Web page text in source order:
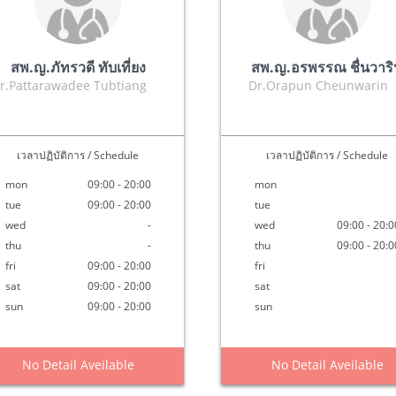
สพ.ญ.ภัทรวดี ทับเที่ยง
Tubtiang
เวลาปฏิบัติการ / Schedule
mon
09:00 - 20:00
tue
09:00 - 20:00
wed
-
thu
-
fri
09:00 - 20:00
sat
09:00 - 20:00
sun
09:00 - 20:00
No Detail Aveilable
สพ.ญ.อรพรรณ ชื่นวา
Dr.Orapun Cheunwarin
เวลาปฏิบัติการ / Schedule
mon
tue
wed
09:00 -
thu
09:00 -
fri
sat
sun
No Detail Aveilable